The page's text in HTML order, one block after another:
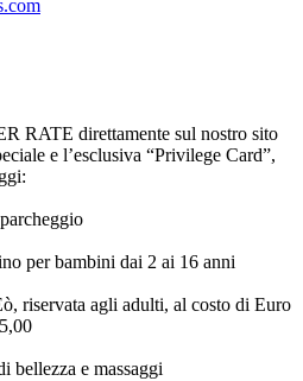
RATE direttamente sul nostro sito
e l’esclusiva “Privilege Card”,
per bambini dai 2 ai 16 anni
riservata agli adulti, al costo di Euro
bellezza e massaggi